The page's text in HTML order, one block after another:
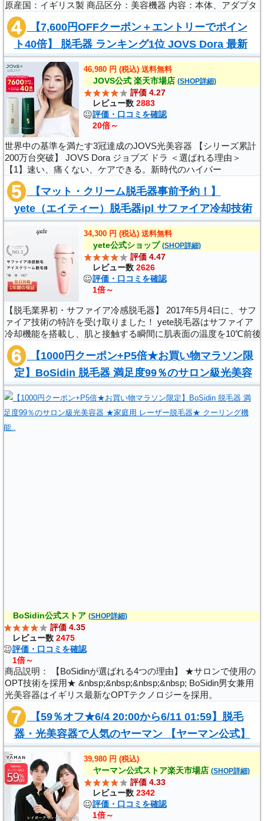
原産国：イギリス製 商品区分：美容機器 内容：本体、アダプタ
ー（本体に接続されています）、電源コード、コンパクトヘッド
（部分用)、ワイドヘッド、ポ..
【7,600円OFFクーポン＋エントリーでポイン
ト40倍】 脱毛器 ランキング1位 JOVS Dora 最新
世界3冠 シリーズ200万台突破 HIPL うぶ毛 ..
46,980 円 (税込) 送料無料
JOVS公式 楽天市場店 (SHOP詳細)
評価 4.27
レビュー数2883
評価・口コミを確認
20倍～
世界中の基準を満たす3冠達成のJOVS光美容器 【シリーズ累計
200万台突破】 JOVS Dora ジョブズ ドラ ＜選ばれる理由＞
【1】速い、痛くない、ケアできる。新時代のハイパー
IPL（HIPL）技術採用 [照射間隔最速0.7秒] [照射可能数400,000
回] [毎日使えるから最短4週間で実感] ..
【マット・クリーム脱毛器事前予約！】
yete（エイティー）脱毛器ipl サファイア冷却技術
★snsで人気★男女兼用 VIO対応 無痛脱毛 無限照..
34,300 円 (税込) 送料無料
yete公式ショップ (SHOP詳細)
評価 4.47
レビュー数2626
評価・口コミを確認
1倍～
【脱毛業界初・サファイア冷感脱毛器】 2017年5月4日に、サフ
ァイア技術の特許を受け取りました！ yete脱毛器はサファイア
冷却機能を搭載し、肌と接触する瞬間に肌表面の温度を10℃前後
に冷やすことで高いエネルギーの照射光による灼熱感から脱却
し、無痛脱毛を実現します。 ..
【1000円クーポン+P5倍★お買い物マラソン限
定】BoSidin 脱毛器 満足度99％のサロン級光美容
BoSidin公式ストア (SHOP詳細)
評価 4.35
レビュー数2475
評価・口コミを確認
1倍～
商品説明： 【BoSidinが選ばれる4つの理由】 ★サロンで使用の
OPT技術を採用★ &nbsp;&nbsp;&nbsp;&nbsp; BoSidin男女兼用
光美容器はイギリス最新なOPTテクノロジーを採用。
OPT（Optimal Pulsed Light）技術は本来エステサロンで使用さ
れている先進的な技術です。従来のIPL技..
【59％オフ★6/4 20:00から6/11 01:59】脱毛
器・光美容器で人気のヤーマン 【ヤーマン公式】
《レイボーテヴィーナス プロ YJEA0L》アイ..
39,980 円 (税込)
ヤーマン公式ストア楽天市場店 (SHOP詳細)
評価 4.33
レビュー数2342
評価・口コミを確認
1倍～